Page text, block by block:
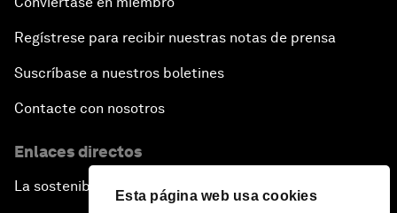
Esta página web usa cookies
Regístrese para recibir nuestras notas de prensa
Suscríbase a nuestros boletines
Contacte con nosotros
Enlaces directos
La sostenibilidad en el Foro